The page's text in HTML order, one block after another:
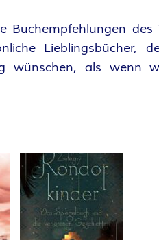
des
Lieblingsbücher,
wünschen, als wenn